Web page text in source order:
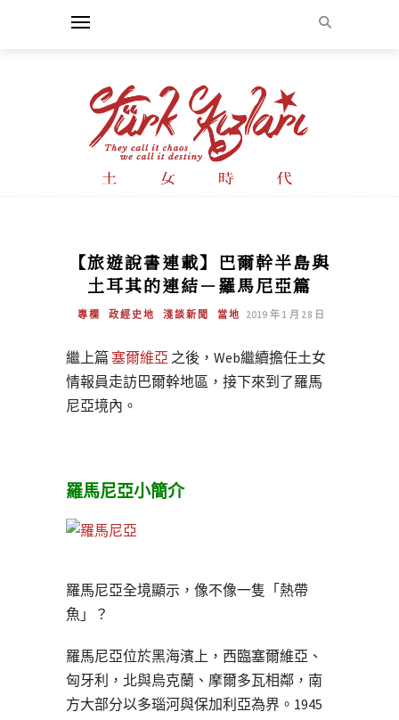
【旅遊說書連載】巴爾幹半島與
土耳其的連結－羅馬尼亞篇
專欄 政經史地 淺談新聞 當地 2019 年 1 月 28 日
繼上篇 塞爾維亞 之後，Web繼續擔任土女
情報員走訪巴爾幹地區，接下來到了羅馬
尼亞境內。
羅馬尼亞小簡介
羅馬尼亞全境顯示，像不像一隻「熱帶
魚」？
羅馬尼亞位於黑海濱上，西臨塞爾維亞、
匈牙利，北與烏克蘭、摩爾多瓦相鄰，南
方大部分以多瑙河與保加利亞為界。1945